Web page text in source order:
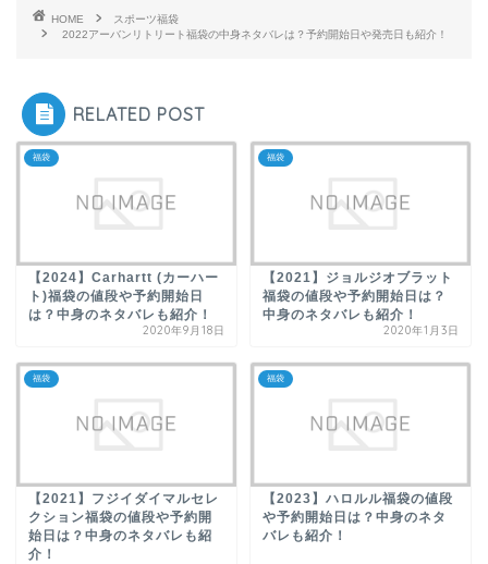
HOME
スポーツ福袋
2022アーバンリトリート福袋の中身ネタバレは？予約開始日や発売日も紹介！
RELATED POST
福袋
【2024】Carhartt (カーハー
ト)福袋の値段や予約開始日
は？中身のネタバレも紹介！
2020年9月18日
福袋
【2021】ジョルジオブラット
福袋の値段や予約開始日は？
中身のネタバレも紹介！
2020年1月3日
福袋
【2021】フジイダイマルセレ
クション福袋の値段や予約開
始日は？中身のネタバレも紹
介！
福袋
【2023】ハロルル福袋の値段
や予約開始日は？中身のネタ
バレも紹介！